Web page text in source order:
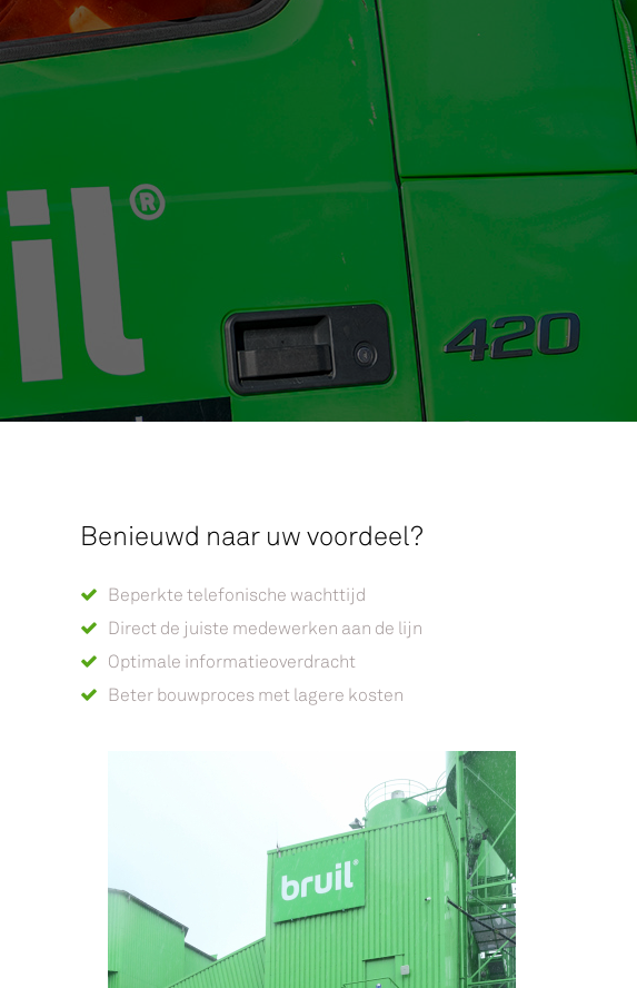
Benieuwd naar uw voordeel?
Beperkte telefonische wachttijd
Direct de juiste medewerken aan de lijn
Optimale informatieoverdracht
Beter bouwproces met lagere kosten